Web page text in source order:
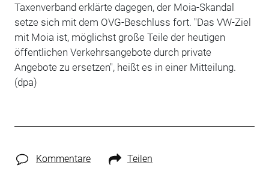
Taxenverband erklärte dagegen, der Moia-Skandal
setze sich mit dem OVG-Beschluss fort. "Das VW-Ziel
mit Moia ist, möglichst große Teile der heutigen
öffentlichen Verkehrsangebote durch private
Angebote zu ersetzen", heißt es in einer Mitteilung.
(dpa)
Kommentare Teilen